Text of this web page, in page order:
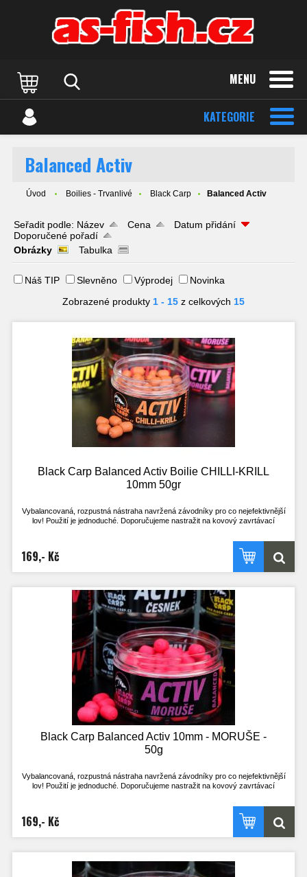
MENU
KATEGORIE
Balanced Activ
Úvod Boilies - Trvanlivé Black Carp Balanced Activ
Seřadit podle: Název Cena
Datum přidání
Doporučené pořadí
Obrázky
Tabulka
Náš TIP Slevněno Výprodej
Novinka
Zobrazené produkty 1 - 15 z celkových 15
Black Carp Balanced Activ Boilie CHILLI-KRILL
10mm 50gr
Vybalancovaná, rozpustná nástraha navržená závodníky pro co nejefektivnější
lov! Použití je jednoduché. Doporučujeme nastražit na kovový zavrtávací
Výdrž ve vodě je přibližně 2h. Je však odvislá na aktuálních okolnostech. V
chladné vodě a při nezájmu ryb je delší, naopak při vysoké aktivitě ryb a teplé
Nástrahu lze použít i opakovaně, pokud je po vytažení z vody ještě dostatečně
velká, střed je stále pevný a nához bez problému vydrží! Při testech u vody byly
na jednu nástrahu uloveni i 4 kapři.
Tato nástraha se určitě stane nedílnou součástí zásoby nástrah všech, co si
chtějí opravdu zachytat a nemají mnoho času. Vyzkoušejte nástrahy, které
doposud používal jen uzavřený okruh rybářů!
- Pracuje i v té nejchladnější vodě
- Pracuje téměř okamžitě po vhození do vody
- Nepostradatelná nástraha pro lov na závodech
- Široké spektrum příchutí, z kterého vyberete tu zprávnou pro vaši vodu
- Method feeder
169,- Kč
Black Carp Balanced Activ 10mm - MORUŠE -
50g
Vybalancovaná, rozpustná nástraha navržená závodníky pro co nejefektivnější
lov! Použití je jednoduché. Doporučujeme nastražit na kovový zavrtávací
Výdrž ve vodě je přibližně 2h. Je však odvislá na aktuálních okolnostech. V
chladné vodě a při nezájmu ryb je delší, naopak při vysoké aktivitě ryb a teplé
Nástrahu lze použít i opakovaně, pokud je po vytažení z vody ještě dostatečně
velká, střed je stále pevný a nához bez problému vydrží! Při testech u vody byly
na jednu nástrahu uloveni i 4 kapři.
169,- Kč